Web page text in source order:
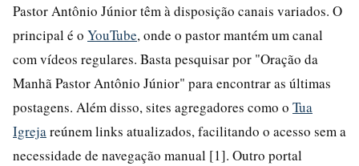
Pastor Antônio Júnior têm à disposição canais variados. O
principal é o YouTube, onde o pastor mantém um canal
com vídeos regulares. Basta pesquisar por "Oração da
Manhã Pastor Antônio Júnior" para encontrar as últimas
postagens. Além disso, sites agregadores como o Tua
Igreja reúnem links atualizados, facilitando o acesso sem a
necessidade de navegação manual [1]. Outro portal